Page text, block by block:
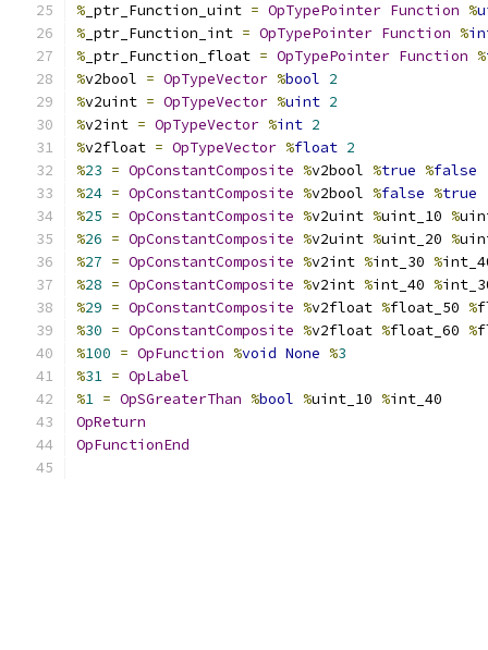
% _ptr_Function_uint = OpTypePointer Function %
% _ptr_Function_int = OpTypePointer Function %
% _ptr_Function_float = OpTypePointer Function %
%v2bool = OpTypeVector %bool 2
%v2uint = OpTypeVector %uint 2
%v2int = OpTypeVector %int 2
%v2float = OpTypeVector %float 2
%23 = OpConstantComposite %v2bool %true %false
%24 = OpConstantComposite %v2bool %false %true
%25 = OpConstantComposite %v2uint %uint_10 %
%26 = OpConstantComposite %v2uint %uint_20 %
%27 = OpConstantComposite %v2int %int_30 %
%28 = OpConstantComposite %v2int %int_40 %
%29 = OpConstantComposite %v2float %float_50 %
%30 = OpConstantComposite %v2float %float_60 %
%100 = OpFunction %void None %3
%31 = OpLabel
%1 = OpSGreaterThan %bool %uint_10 %int_40
OpReturn
OpFunctionEnd